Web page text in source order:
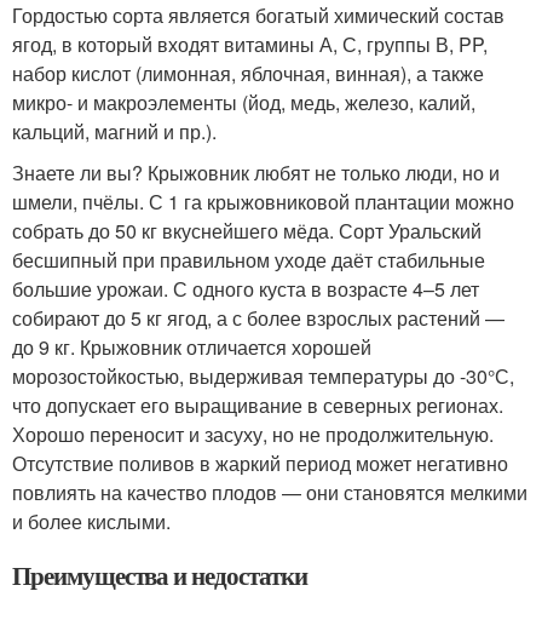
Гордостью сорта является богатый химический состав
ягод, в который входят витамины А, С, группы В, PP,
набор кислот (лимонная, яблочная, винная), а также
микро- и макроэлементы (йод, медь, железо, калий,
кальций, магний и пр.).
Знаете ли вы? Крыжовник любят не только люди, но и
шмели, пчёлы. С 1 га крыжовниковой плантации можно
собрать до 50 кг вкуснейшего мёда. Сорт Уральский
бесшипный при правильном уходе даёт стабильные
большие урожаи. С одного куста в возрасте 4–5 лет
собирают до 5 кг ягод, а с более взрослых растений —
до 9 кг. Крыжовник отличается хорошей
морозостойкостью, выдерживая температуры до -30°С,
что допускает его выращивание в северных регионах.
Хорошо переносит и засуху, но не продолжительную.
Отсутствие поливов в жаркий период может негативно
повлиять на качество плодов — они становятся мелкими
и более кислыми.
Преимущества и недостатки